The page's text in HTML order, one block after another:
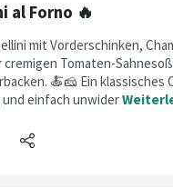
al Forno 🔥
mit Vorderschinken,
cremigen Tomaten-
🍝🧀 Ein klassisches
einfach unwider